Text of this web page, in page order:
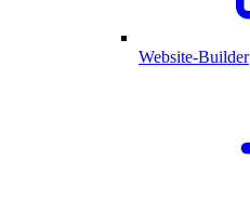
Website-Builder